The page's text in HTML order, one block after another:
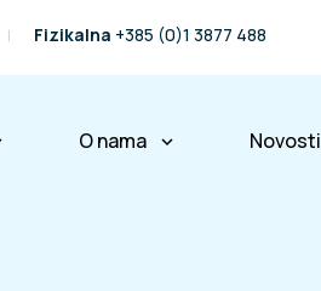
Fizikalna +385 (0)1 3877 488
O nama keyboard_arrow_down Novosti